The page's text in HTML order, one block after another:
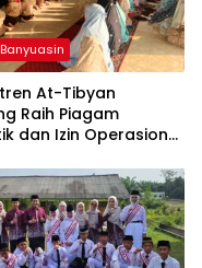
At-Tibyan
Raih Piagam
dan Izin Operasional